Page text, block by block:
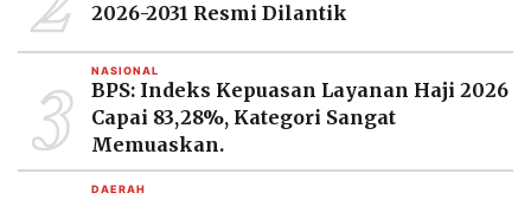
RESOLUSI
MEDIA
PRAMUDITA
2026-2031 Resmi Dilantik
3 NASIONAL
BPS: Indeks Kepuasan Layanan Haji 2026
Capai 83,28%, Kategori Sangat
Memuaskan.
DAERAH